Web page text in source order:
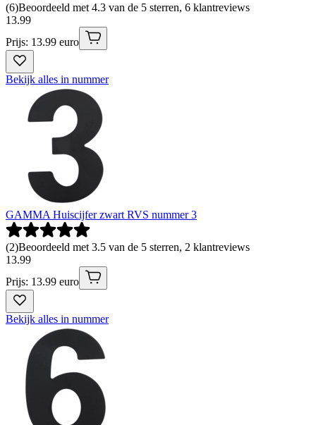
(6)Beoordeeld met 4.3 van de 5 sterren, 6 klantreviews
13.99
Prijs: 13.99 euro
Bekijk alles in nummer
GAMMA Huiscijfer zwart RVS nummer 3
(2)Beoordeeld met 3.5 van de 5 sterren, 2 klantreviews
13.99
Prijs: 13.99 euro
Bekijk alles in nummer